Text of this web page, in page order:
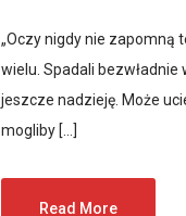
„Oczy nigdy nie zapomną
wielu. Spadali bezwładnie
jeszcze nadzieję. Może
mogliby […]
Read More